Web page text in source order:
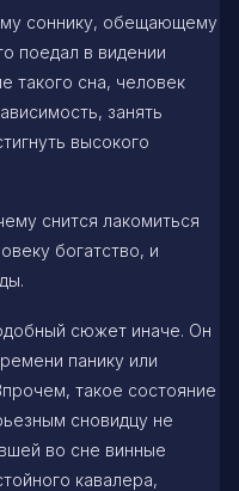
соннику, обещающему
поедал в видении
такого сна, человек
занять
высокого
снится лакомиться
богатство, и
сюжет иначе. Он
панику или
такое состояние
сновидцу не
во сне винные
кавалера,